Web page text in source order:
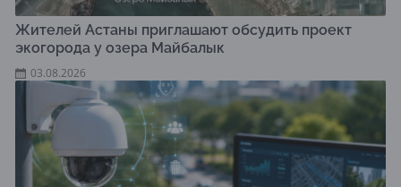
Жителей Астаны приглашают обсудить проект
экогорода у озера Майбалык
03.08.2026